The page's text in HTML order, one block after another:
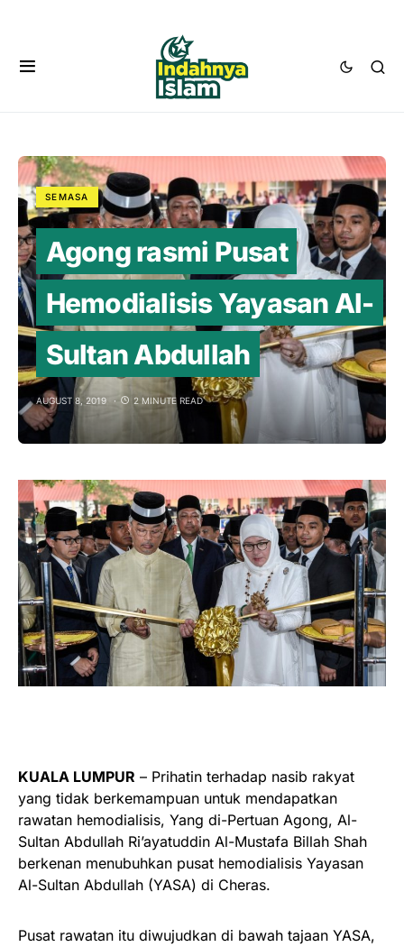
SEMASA
Agong rasmi Pusat
Hemodialisis Yayasan Al-
Sultan Abdullah
AUGUST 8, 2019 2 MINUTE READ
KUALA LUMPUR – Prihatin terhadap nasib rakyat
yang tidak berkemampuan untuk mendapatkan
rawatan hemodialisis, Yang di-Pertuan Agong, Al-
Sultan Abdullah Ri’ayatuddin Al-Mustafa Billah Shah
berkenan menubuhkan pusat hemodialisis Yayasan
Al-Sultan Abdullah (YASA) di Cheras.
Pusat rawatan itu diwujudkan di bawah tajaan YASA,